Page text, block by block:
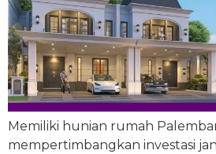
Memiliki hunian rumah
mempertimbangkan investasi